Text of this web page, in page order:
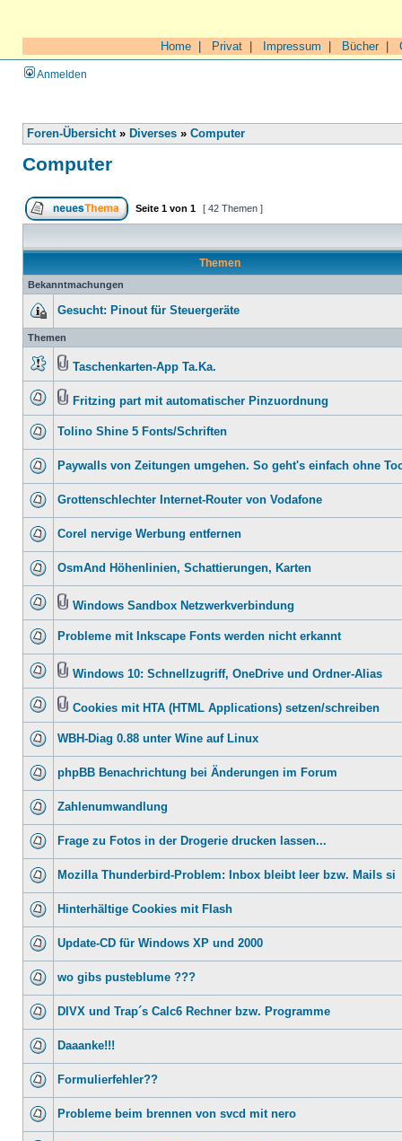
Home Privat Impressum Bücher|
Anmelden
Foren-Übersicht» Diverses » Computer
Computer
Seite 1 von 1 [ 42 Themen ]
Themen
Bekanntmachungen
Gesucht: Pinout für Steuergeräte
Themen
Taschenkarten-App Ta.Ka.
Fritzing part mit automatischer Pinzuordnung
Tolino Shine 5 Fonts/Schriften
Paywalls von Zeitungen umgehen. So geht's einfach ohne
Grottenschlechter Internet-Router von Vodafone
Corel nervige Werbung entfernen
OsmAnd Höhenlinien, Schattierungen, Karten
Windows Sandbox Netzwerkverbindung
Probleme mit Inkscape Fonts werden nicht erkannt
Windows 10: Schnellzugriff, OneDrive und Ordner-Alias
Cookies mit HTA (HTML Applications) setzen/schreiben
WBH-Diag 0.88 unter Wine auf Linux
phpBB Benachrichtung bei Änderungen im Forum
Zahlenumwandlung
Frage zu Fotos in der Drogerie drucken lassen...
Mozilla Thunderbird-Problem: Inbox bleibt leer bzw. Mails si
Hinterhältige Cookies mit Flash
Update-CD für Windows XP und 2000
wo gibs pusteblume ???
DIVX und Trap´s Calc6 Rechner bzw. Programme
Daaanke!!!
Formulierfehler??
Probleme beim brennen von svcd mit nero